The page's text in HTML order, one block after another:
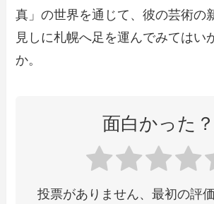
真」の世界を通じて、彼の芸術の
見しに札幌へ足を運んでみてはい
か。
面白かった？
投票がありません、最初の評